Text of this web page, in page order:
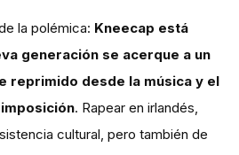
la polémica: Kneecap está
generación se acerque a un
reprimido desde la música y el
. Rapear en irlandés,
cultural, pero también de